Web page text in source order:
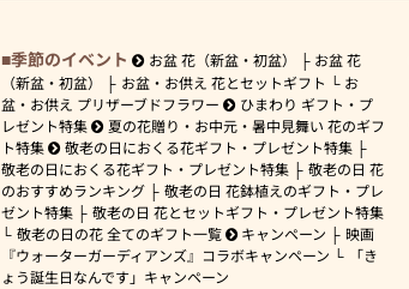
季節のイベント お盆 花（新盆・初盆）
お盆 花
（新盆・初盆）
お盆・お供え 花とセットギフト
お
盆・お供え プリザーブドフラワー
ひまわり ギフト・プ
レゼント特集
夏の花贈り・お中元・暑中見舞い 花のギフ
ト特集
敬老の日におくる花ギフト・プレゼント特集
敬老の日におくる花ギフト・プレゼント特集
敬老の日 花
のおすすめランキング
敬老の日 花鉢植えのギフト・プレ
ゼント特集
敬老の日 花とセットギフト・プレゼント特集
敬老の日の花 全てのギフト一覧
キャンペーン
映画
『ウォーターガーディアンズ』コラボキャンペーン
「き
ょう誕生日なんです」キャンペーン